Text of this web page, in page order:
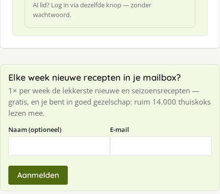
Al lid? Log in via dezelfde knop — zonder
wachtwoord.
Elke week nieuwe recepten in je mailbox?
1× per week de lekkerste nieuwe en seizoensrecepten —
gratis, en je bent in goed gezelschap: ruim 14.000 thuiskoks
lezen mee.
Naam (optioneel) E-mail
Aanmelden